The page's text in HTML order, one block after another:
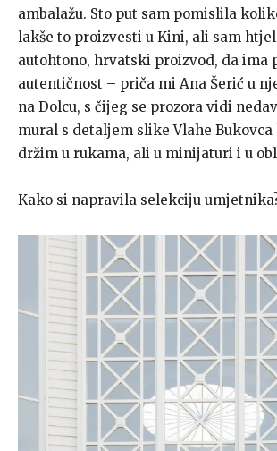
ambalažu. Sto put sam pomislila
lakše to proizvesti u Kini, ali sam
autohtono, hrvatski proizvod, da ima
autentičnost – priča mi Ana Šerić u
na Dolcu, s čijeg se prozora vidi
mural s detaljem slike Vlahe
držim u rukama, ali u minijaturi i u
Kako si napravila selekciju